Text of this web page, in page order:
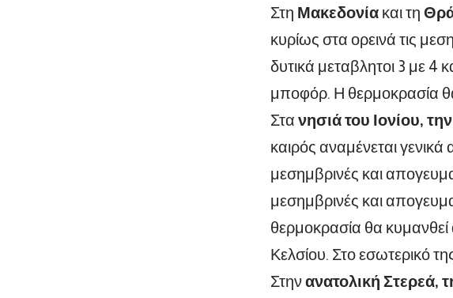
Στη Μακεδονία και τη
κυρίως στα ορεινά τις
δυτικά μεταβλητοι 3 με 4
μποφόρ. Η θερμοκρασία
Στα νησιά του Ιονίου,
καιρός αναμένεται
μεσημβρινές και
μεσημβρινές και
θερμοκρασία θα
Κελσίου. Στο εσωτερικό
Στηνανατολική Στερεά,